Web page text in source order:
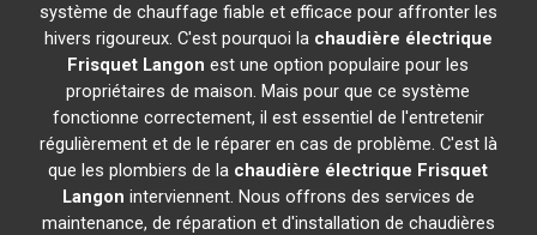
système de chauffage fiable et efficace pour affronter les
hivers rigoureux. C'est pourquoi la chaudière électrique
Frisquet Langon est une option populaire pour les
propriétaires de maison. Mais pour que ce système
fonctionne correctement, il est essentiel de l'entretenir
régulièrement et de le réparer en cas de problème. C'est là
que les plombiers de la chaudière électrique Frisquet
Langon interviennent. Nous offrons des services de
maintenance, de réparation et d'installation de chaudières